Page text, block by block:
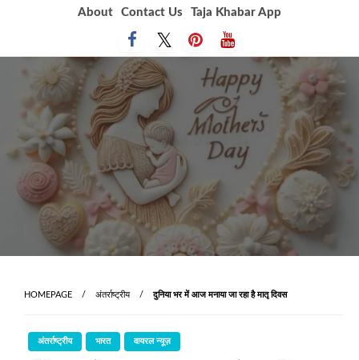
About Contact Us Taja Khabar App
HOMEPAGE अंतर्राष्ट्रीय दुनिया भर में आज मनाया जा रहा है मातृ दिवस
अंतर्राष्ट्रीय भारत वायरल न्यूज़